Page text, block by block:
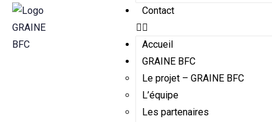
Contact
Accueil
GRAINE BFC
Le projet – GRAINE BFC
L’équipe
Les partenaires